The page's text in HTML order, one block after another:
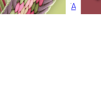
/Metal Buckles /ALU-